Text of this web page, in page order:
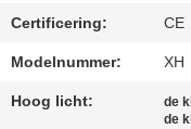
NIEUWS
VERZOEK
Certificering: CE
Modelnummer: XH
Hoog licht: de
de